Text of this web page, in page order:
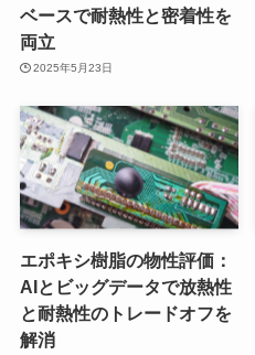
ベースで耐熱性と密着性を
両立
2025年5月23日
エポキシ樹脂の物性評価：
AIとビッグデータで放熱性
と耐熱性のトレードオフを
解消